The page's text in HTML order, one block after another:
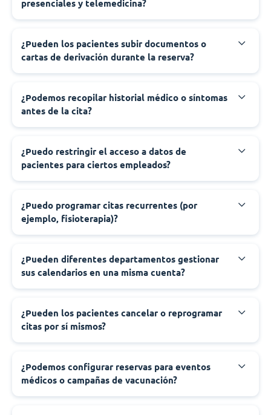
presenciales y telemedicina?
¿Pueden los pacientes subir documentos o
cartas de derivación durante la reserva?
¿Podemos recopilar historial médico o síntomas
antes de la cita?
¿Puedo restringir el acceso a datos de
pacientes para ciertos empleados?
¿Puedo programar citas recurrentes (por
ejemplo, fisioterapia)?
¿Pueden diferentes departamentos gestionar
sus calendarios en una misma cuenta?
¿Pueden los pacientes cancelar o reprogramar
citas por sí mismos?
¿Podemos configurar reservas para eventos
médicos o campañas de vacunación?